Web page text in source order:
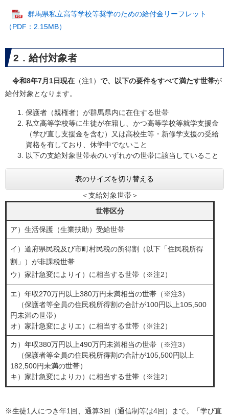
群馬県私立高等学校等奨学のための給付金リーフレット
（PDF：2.15MB）
2．給付対象者
令和8年7月1日現在 （注1） で、以下の要件をすべて満たす世帯が
給付対象となります。
保護者（親権者）が群馬県内に在住する世帯
私立高等学校等に生徒が在籍し、かつ高等学校等就学支援金
（学び直し支援金を含む）又は高校生等・新修学支援の受給
資格を有しており、休学中でないこと
以下の支給対象世帯表のいずれかの世帯に該当していること
表のサイズを切り替える
＜支給対象世帯＞
世帯区分
ア）生活保護（生業扶助）受給世帯
イ）道府県民税及び市町村民税の所得割（以下「住民税所得
割」）が非課税世帯
ウ）家計急変によりイ）​に相当する世帯（※注2）
エ）年収270万円以上380万円未満相当の世帯（※注3）
（保護者等全員の住民税所得割の合計が100円以上105,500
円未満の世帯）
​オ）家計急変によりエ）に相当する世帯（※注2）
カ）年収380万円以上490万円未満相当の世帯（※注3）
（保護者等全員の住民税所得割の合計が105,500円以上
182,500円未満の世帯）
​キ）家計急変によりカ）に相当する世帯（※注2）
※生徒1人につき年1回、通算3回（通信制等は4回）まで。「学び直